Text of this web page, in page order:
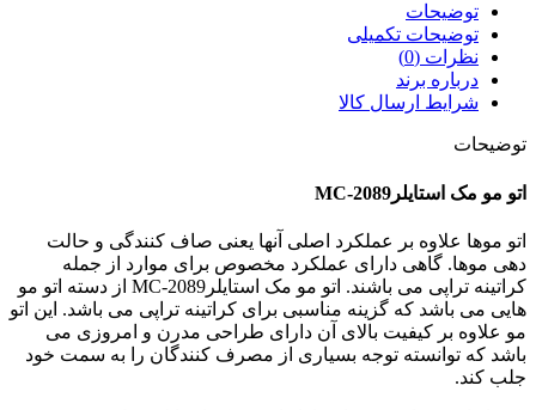
توضیحات
توضیحات تکمیلی
نظرات (0)
درباره برند
شرایط ارسال کالا
توضیحات
اتو مو مک استایلرMC-2089
اتو موها علاوه بر عملکرد اصلی آنها یعنی صاف کنندگی و حالت
دهی موها. گاهی دارای عملکرد مخصوص برای موارد از جمله
کراتینه تراپی می باشند. اتو مو مک استایلرMC-2089 از دسته اتو مو
هایی می باشد که گزینه مناسبی برای کراتینه تراپی می باشد. این اتو
مو علاوه بر کیفیت بالای آن دارای طراحی مدرن و امروزی می
باشد که توانسته توجه بسیاری از مصرف کنندگان را به سمت خود
جلب کند.